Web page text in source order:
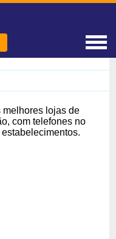
melhores lojas de
com telefones no